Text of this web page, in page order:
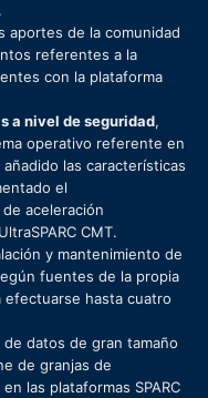
aportes de la comunidad
referentes a la
con la plataforma
a nivel de seguridad,
operativo referente en
las características
el
aceleración
CMT.
y mantenimiento de
fuentes de la propia
efectuarse hasta cuatro
datos de gran tamaño
de granjas de
las plataformas SPARC